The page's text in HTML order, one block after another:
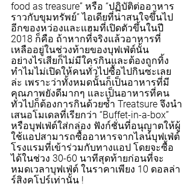
food as treasure” หรือ “ปฏิบัติต่ออาหาร
ราวกับขุมทรัพย์” ไอเดียที่น่าสนใจขึ้นไป
อีกของหว่องและแฮมที่เปิดตัวขึ้นในปี
2018 ก็คือ ถ้าหากที่จริงแล้วอาหารที่
เหลืออยู่ในช่วงท้ายของบุฟเฟ่ต์นั้น
อย่างไรเสียก็ไม่มีใครกินและต้องถูกทิ้ง
ทำไมไม่เปิดให้คนทั่วไปซื้อไปกินซะเลย
ล่ะ เพราะว่าทั้งหมดนั้นก็เป็นอาหารที่มี
คุณภาพยังดีมากๆ และเป็นอาหารที่คน
ทั่วไปก็ต้องการกินด้วยซ้ำ Treatsure จึงนำ
เสนอโมเดลที่เรียกว่า “Buffet-in-a-box”
หรือบุฟเฟ่ต์ใส่กล่อง ฟังก์ชั่นที่อนุญาตให้ผู้
ใช้แอปสามารถซื้ออาหารจากไลน์บุฟเฟ่ต์
โรงแรมที่เข้าร่วมกับทางแอป โดยจะซื้อ
ได้ในช่วง 30-60 นาทีสุดท้ายก่อนที่จะ
หมดเวลาบุฟเฟ่ต์ ในราคาเพียง 10 ดอลล่า
ร์สิงคโปร์เท่านั้น !